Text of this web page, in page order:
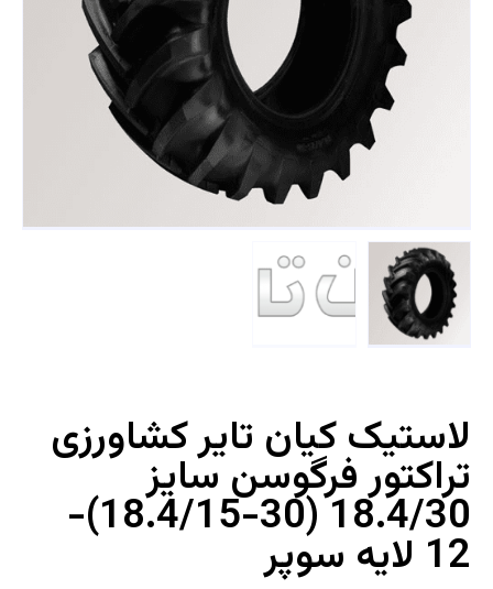
لاستیک کیان تایر کشاورزی
تراکتور فرگوسن سایز
18.4/30 (30-18.4/15)-
12 لایه سوپر